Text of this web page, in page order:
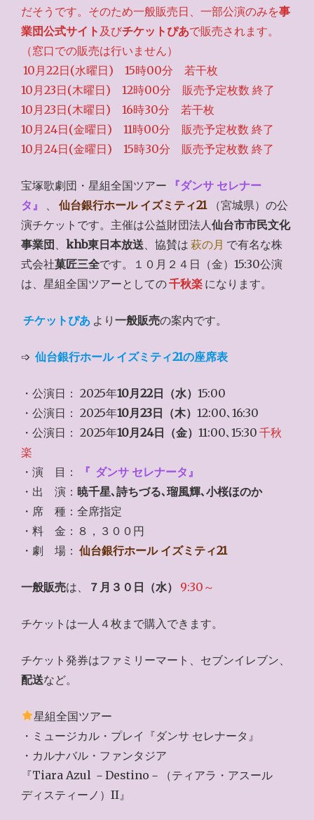
だそうです。そのため一般販売日、一部公演のみを事
業団公式サイト 及びチケットぴあで販売されます。
（窓口での販売は行いません）
10月22日(水曜日) 15時00分 若干枚
10月23日(木曜日) 12時00分 販売予定枚数 終了
10月23日(木曜日) 16時30分 若干枚
10月24日(金曜日) 11時00分 販売予定枚数 終了
10月24日(金曜日) 15時30分 販売予定枚数 終了
宝塚歌劇団・星組全国ツアー
『ダンサ セレナー
タ』
、 仙台銀行ホール イズミティ21
（宮城県）の公
演チケットです。主催は公益財団法人仙台市市民文化
事業団 、 khb東日本放送、協賛は 萩の月 で有名な株
式会社菓匠三全です。１０月２４日（金）15:30公演
は、星組全国ツアーとしての千秋楽 になります。
チケットぴあ より一般販売の案内です。
➩ 仙台銀行ホール イズミティ21の座席表
・公演日： 2025年10月22日（水） 15:00
・公演日： 2025年10月23日（木） 12:00､16:30
・公演日： 2025年10月24日（金） 11:00､15:30 千秋
楽
・演 目：
『 ダンサ セレナータ』
・出 演： 暁千星､詩ちづる､瑠風輝､小桜ほのか
・席 種：全席指定
・料 金：８，３００円
・劇 場： 仙台銀行ホール イズミティ21
一般販売は、 ７月３０日（水） 9:30～
チケットは一人４枚まで購入できます。
チケット発券はファミリーマート、セブンイレブン、
配送など。
星組全国ツアー
・ミュージカル・プレイ『ダンサ セレナータ』
・カルナバル・ファンタジア
『Tiara Azul －Destino－（ティアラ・アスール
ディスティーノ）II』